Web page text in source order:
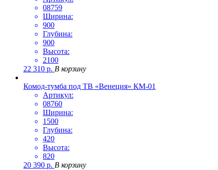
08759
Ширина:
900
Глубина:
900
Высота:
2100
22 310 р. В корзину
Комод-тумба под ТВ «Венеция» КМ-01
Артикул:
08760
Ширина:
1500
Глубина:
420
Высота:
820
20 390 р. В корзину